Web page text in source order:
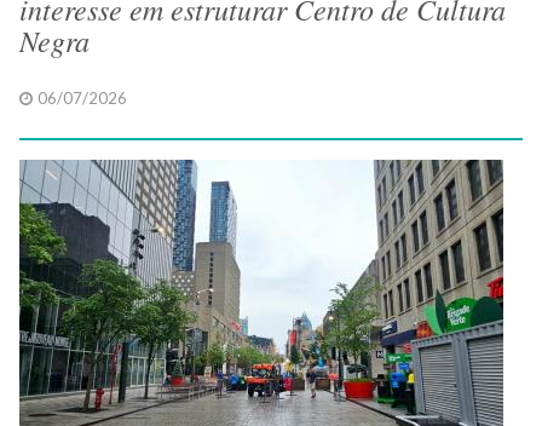
interesse em estruturar Centro de Cultura
Negra
06/07/2026